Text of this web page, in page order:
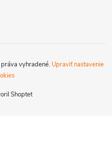
Shoptet
vyhradené. Upraviť nastavenie